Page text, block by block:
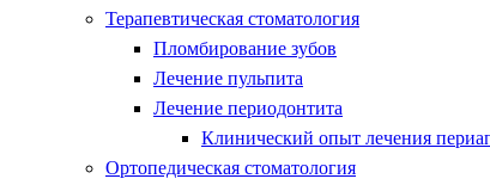
Терапевтическая стоматология
Пломбирование зубов
Лечение пульпита
Лечение периодонтита
Клинический опыт лечения
Ортопедическая стоматология